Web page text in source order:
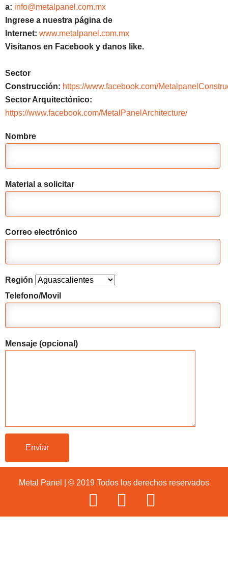
a: info@metalpanel.com.mx
Ingrese a nuestra página de
Internet: www.metalpanel.com.mx
Visítanos en Facebook y danos like.
Sector
Construcción: https://www.facebook.com/
Sector Arquitectónico:
https://www.facebook.com/MetalPanelArchitecture/
Nombre
Material a solicitar
Correo electrónico
Región
Telefono/Movil
Mensaje (opcional)
Metal Panel | © 2019 Todos los derechos reservados